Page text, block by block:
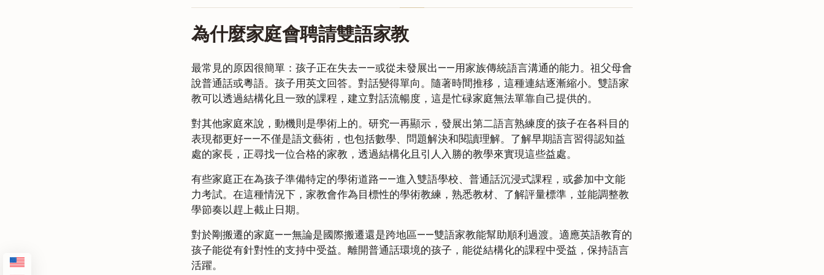
為什麼家庭會聘請雙語家教
最常見的原因很簡單：孩子正在失去——或從未發展出——用家族傳統語言溝通的能力。祖父母會
說普通話或粵語。孩子用英文回答。對話變得單向。隨著時間推移，這種連結逐漸縮小。雙語家
教可以透過結構化且一致的課程，建立對話流暢度，這是忙碌家庭無法單靠自己提供的。
對其他家庭來說，動機則是學術上的。研究一再顯示，發展出第二語言熟練度的孩子在各科目的
表現都更好——不僅是語文藝術，也包括數學、問題解決和閱讀理解。了解早期語言習得認知益
處的家長，正尋找一位合格的家教，透過結構化且引人入勝的教學來實現這些益處。
有些家庭正在為孩子準備特定的學術道路——進入雙語學校、普通話沉浸式課程，或參加中文能
力考試。在這種情況下，家教會作為目標性的學術教練，熟悉教材、了解評量標準，並能調整教
學節奏以趕上截止日期。
對於剛搬遷的家庭——無論是國際搬遷還是跨地區——雙語家教能幫助順利過渡。適應英語教育的
孩子能從有針對性的支持中受益。離開普通話環境的孩子，能從結構化的課程中受益，保持語言
活躍。